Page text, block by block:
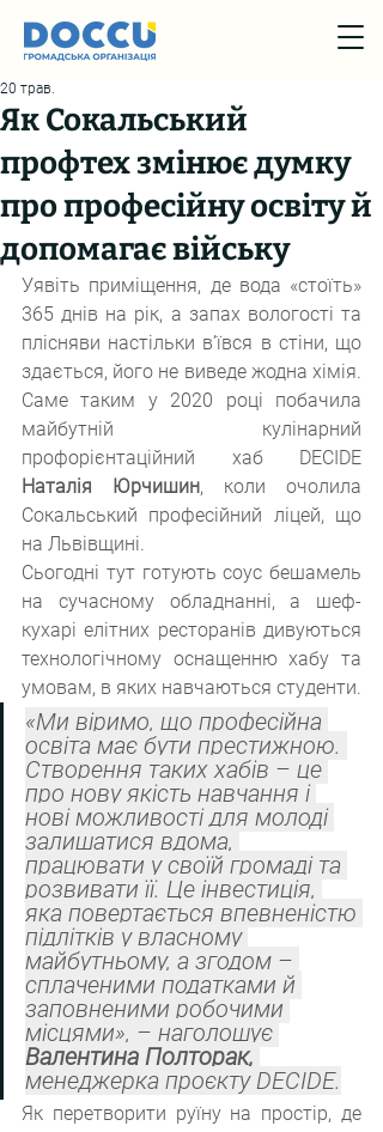
Як Сокальський
профтех змінює думку
про професійну освіту й
допомагає війську
20 трав.
Уявіть приміщення, де вода «стоїть»
365 днів на рік, а запах вологості та
плісняви настільки в’ївся в стіни, що
здається, його не виведе жодна хімія.
Саме таким у 2020 році побачила
майбутній кулінарний
Наталія Юрчишин, коли очолила
Сокальський професійний ліцей, що
на Львівщині.
Сьогодні тут готують соус бешамель
на сучасному обладнанні, а шеф-
кухарі елітних ресторанів дивуються
технологічному оснащенню хабу та
умовам, в яких навчаються студенти.
«Ми віримо, що професійна
освіта має бути престижною.
Створення таких хабів – це
про нову якість навчання і
нові можливості для молоді
залишатися вдома,
працювати у своїй громаді та
розвивати її. Це інвестиція,
яка повертається впевненістю
підлітків у власному
майбутньому, а згодом –
сплаченими податками й
заповненими робочими
місцями», – наголошує
Валентина Полторак,
менеджерка проєкту DECIDE.
Як перетворити руїну на простір, де